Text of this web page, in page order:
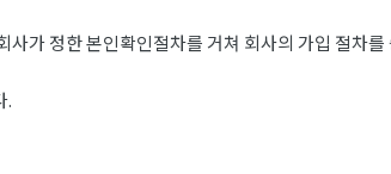
가 정한 본인확인절차를 거쳐 회사의 가입 절차를
.